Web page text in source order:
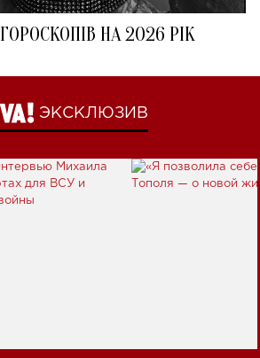
НА 2026 РІК
ЭКСКЛЮЗИВ